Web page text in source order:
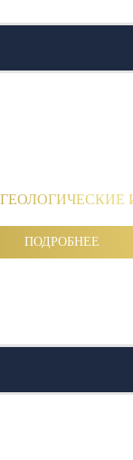
ПОДРОБНЕЕ